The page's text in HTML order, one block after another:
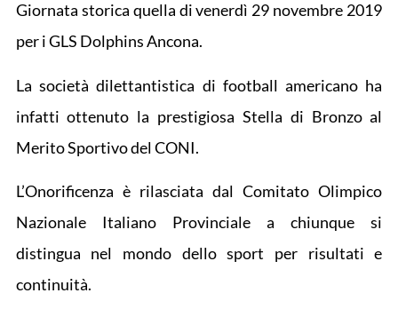
Giornata storica quella di venerdì 29 novembre 2019
per i GLS Dolphins Ancona.
La società dilettantistica di football americano ha
infatti ottenuto la prestigiosa Stella di Bronzo al
Merito Sportivo del CONI.
L’Onorificenza è rilasciata dal Comitato Olimpico
Nazionale Italiano Provinciale a chiunque si
distingua nel mondo dello sport per risultati e
continuità.